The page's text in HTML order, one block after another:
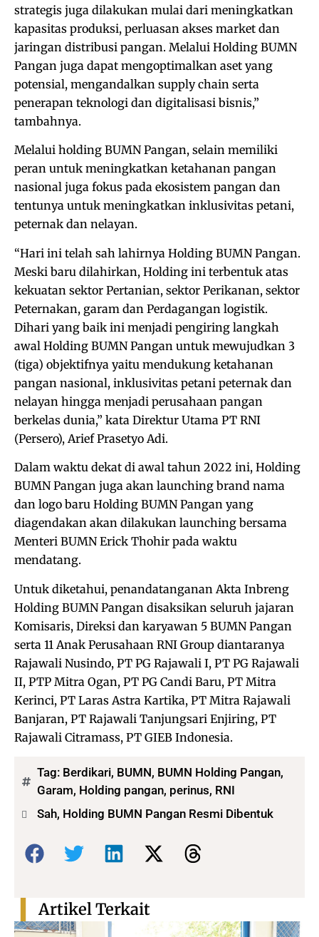
strategis juga dilakukan mulai dari meningkatkan
kapasitas produksi, perluasan akses market dan
jaringan distribusi pangan. Melalui Holding BUMN
Pangan juga dapat mengoptimalkan aset yang
potensial, mengandalkan supply chain serta
penerapan teknologi dan digitalisasi bisnis,”
tambahnya.
Melalui holding BUMN Pangan, selain memiliki
peran untuk meningkatkan ketahanan pangan
nasional juga fokus pada ekosistem pangan dan
tentunya untuk meningkatkan inklusivitas petani,
peternak dan nelayan.
“Hari ini telah sah lahirnya Holding BUMN Pangan.
Meski baru dilahirkan, Holding ini terbentuk atas
kekuatan sektor Pertanian, sektor Perikanan, sektor
Peternakan, garam dan Perdagangan logistik.
Dihari yang baik ini menjadi pengiring langkah
awal Holding BUMN Pangan untuk mewujudkan 3
(tiga) objektifnya yaitu mendukung ketahanan
pangan nasional, inklusivitas petani peternak dan
nelayan hingga menjadi perusahaan pangan
berkelas dunia,” kata Direktur Utama PT RNI
(Persero), Arief Prasetyo Adi.
Dalam waktu dekat di awal tahun 2022 ini, Holding
BUMN Pangan juga akan launching brand nama
dan logo baru Holding BUMN Pangan yang
diagendakan akan dilakukan launching bersama
Menteri BUMN Erick Thohir pada waktu
mendatang.
Untuk diketahui, penandatanganan Akta Inbreng
Holding BUMN Pangan disaksikan seluruh jajaran
Komisaris, Direksi dan karyawan 5 BUMN Pangan
serta 11 Anak Perusahaan RNI Group diantaranya
Rajawali Nusindo, PT PG Rajawali I, PT PG Rajawali
II, PTP Mitra Ogan, PT PG Candi Baru, PT Mitra
Kerinci, PT Laras Astra Kartika, PT Mitra Rajawali
Banjaran, PT Rajawali Tanjungsari Enjiring, PT
Rajawali Citramass, PT GIEB Indonesia.
Tag: Berdikari, BUMN, BUMN Holding Pangan,
Garam, Holding pangan, perinus, RNI
Sah, Holding BUMN Pangan Resmi Dibentuk
Bagikan:
Artikel Terkait